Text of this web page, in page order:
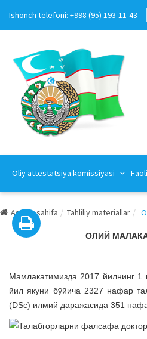
Ishonch telefoni: +998 (95) 193-11-43
Oliy attestatsiya komissiyasi
Asosiy sahifa Tahliliy materiallar
ОЛИЙ
Мамлакатимизда 2017 йилнинг
йил якуни бўйича 2327 нафар
(DSc) илмий даражасида 351